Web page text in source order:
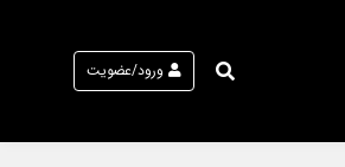
ورود/عضویت